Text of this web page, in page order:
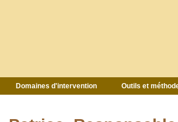
Domaines d'intervention Outils et